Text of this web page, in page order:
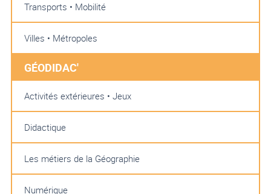
Transports • Mobilité
Villes • Métropoles
GÉODIDAC'
Activités extérieures • Jeux
Didactique
Les métiers de la Géographie
Numérique